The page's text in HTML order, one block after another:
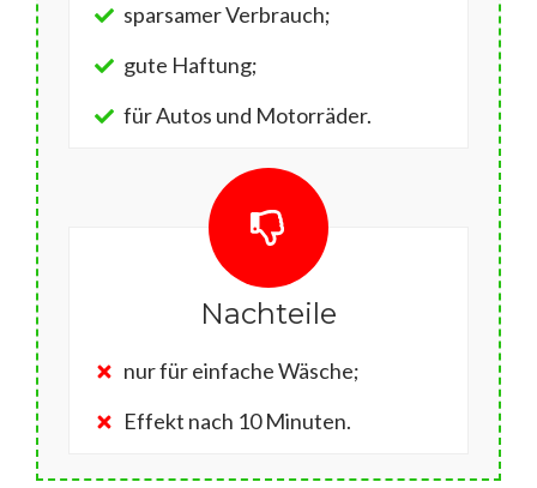
sparsamer Verbrauch;
gute Haftung;
für Autos und Motorräder.
Nachteile
nur für einfache Wäsche;
Effekt nach 10 Minuten.